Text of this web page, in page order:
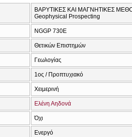
ΒΑΡΥΤΙΚΕΣ ΚΑΙ ΜΑΓΝΗΤΙΚΕΣ
Geophysical Prospecting
NGGP 730E
Θετικών Επιστημών
Γεωλογίας
1ος / Προπτυχιακό
Χειμερινή
Ελένη Αηδονά
Όχι
Ενεργό